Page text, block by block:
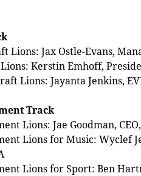
Lions: Jax Ostle-Evans,
Kerstin Emhoff,
Lions: Jayanta Jenkins,
Track
Lions: Jae Goodman,
Lions for Music: Wyclef
Lions for Sport: Ben